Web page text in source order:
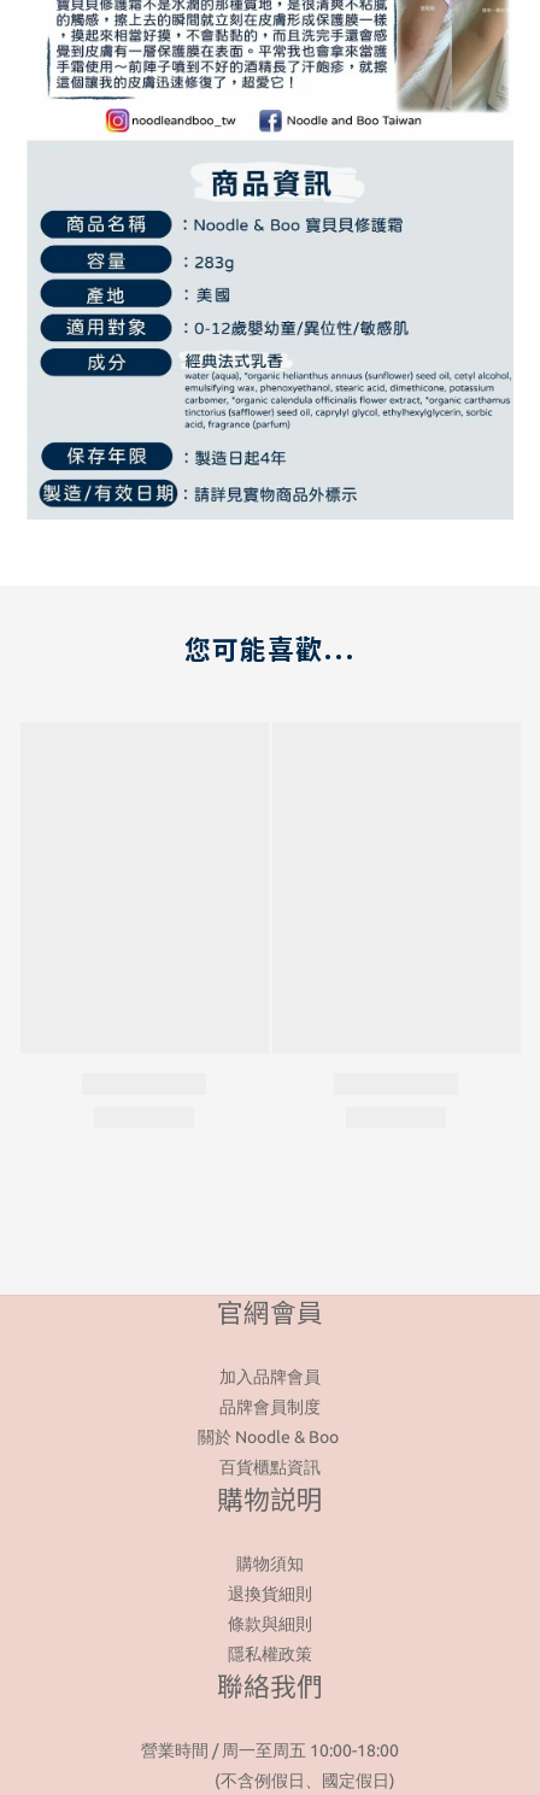
您可能喜歡...
官網會員
加入品牌會員
品牌會員制度
關於 Noodle & Boo
百貨櫃點資訊
購物説明
購物須知
退換貨細則
條款與細則
隱私權政策
聯絡我們
營業時間 / 周一至周五 10:00-18:00
(不含例假日、國定假日)